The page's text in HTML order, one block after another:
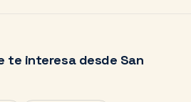
te interesa desde San